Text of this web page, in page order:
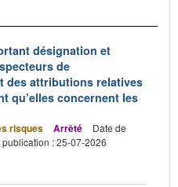
désignation et
de
des attributions relatives
qu’elles concernent les
risques Arrêté
Date de
publication : 25-07-2026